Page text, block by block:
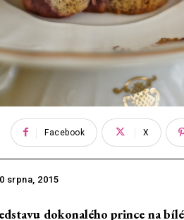
Facebook X
srpna, 2015
dokonalého prince na